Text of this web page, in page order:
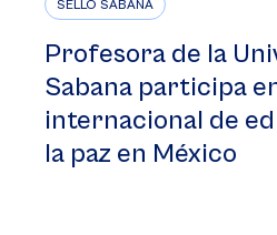
SELLO SABANA
Profesora de la
Sabana participa
internacional de
la paz en México